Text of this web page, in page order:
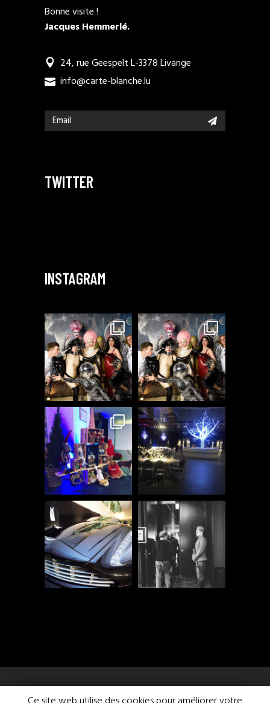
Bonne visite !
Jacques Hemmerlé.
24, rue Geespelt L-3378 Livange
info@carte-blanche.lu
TWITTER
INSTAGRAM